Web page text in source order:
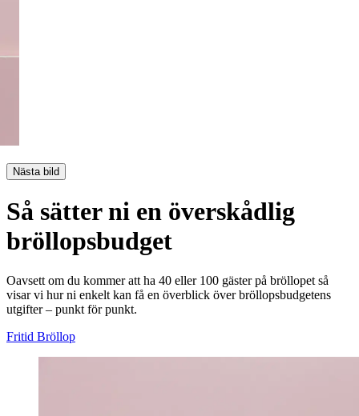
Nästa bild
Så sätter ni en överskådlig
bröllopsbudget
Oavsett om du kommer att ha 40 eller 100 gäster på bröllopet så
visar vi hur ni enkelt kan få en överblick över bröllopsbudgetens
utgifter – punkt för punkt.
Fritid Bröllop